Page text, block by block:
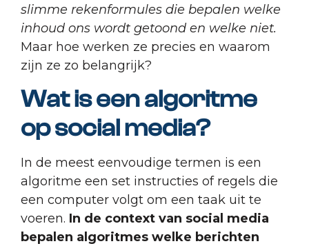
slimme rekenformules die bepalen welke
inhoud ons wordt getoond en welke niet.
Maar hoe werken ze precies en waarom
zijn ze zo belangrijk?
Wat is een algoritme
op social media?
In de meest eenvoudige termen is een
algoritme een set instructies of regels die
een computer volgt om een taak uit te
voeren. In de context van social media
bepalen algoritmes welke berichten